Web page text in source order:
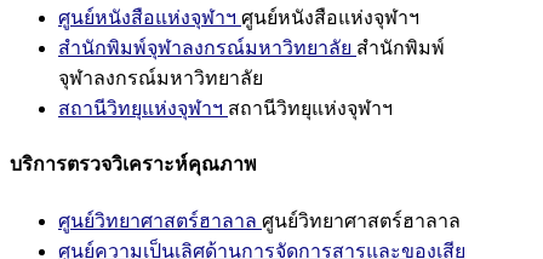
ศูนย์หนังสือแห่งจุฬาฯ ศูนย์หนังสือแห่งจุฬาฯ
สำนักพิมพ์จุฬาลงกรณ์มหาวิทยาลัย สำนักพิมพ์
จุฬาลงกรณ์มหาวิทยาลัย
สถานีวิทยุแห่งจุฬาฯ สถานีวิทยุแห่งจุฬาฯ
บริการตรวจวิเคราะห์คุณภาพ
ศูนย์วิทยาศาสตร์ฮาลาล ศูนย์วิทยาศาสตร์ฮาลาล
ศูนย์ความเป็นเลิศด้านการจัดการสารและของเสีย